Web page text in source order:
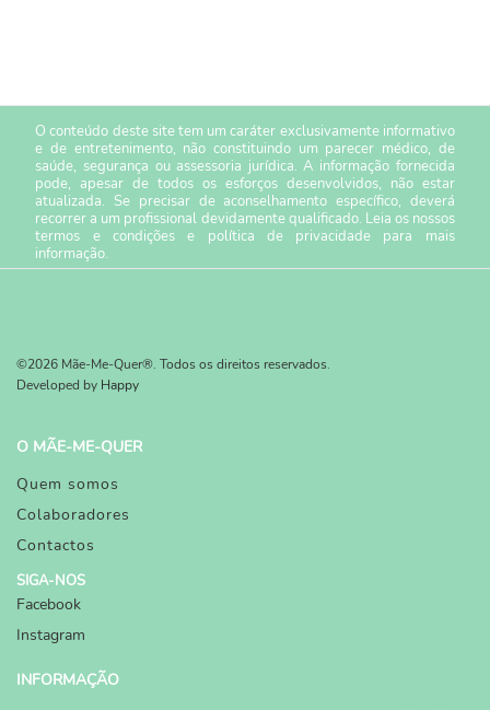
O conteúdo deste site tem um caráter exclusivamente informativo
e de entretenimento, não constituindo um parecer médico, de
saúde, segurança ou assessoria jurídica. A informação fornecida
pode, apesar de todos os esforços desenvolvidos, não estar
atualizada. Se precisar de aconselhamento específico, deverá
recorrer a um profissional devidamente qualificado. Leia os nossos
termos e condiçõese política de privacidade para mais
informação.
©2026 Mãe-Me-Quer®. Todos os direitos reservados.
Developed by Happy
O MÃE-ME-QUER
Quem somos
Colaboradores
Contactos
SIGA-NOS
Facebook
Instagram
INFORMAÇÃO